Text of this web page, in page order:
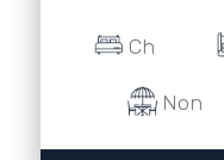
Ch
Non